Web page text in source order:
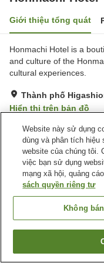
Giới thiệu tổng quát
Honmachi Hotel is a
and culture of the
cultural experiences.
Thành phố
Hiển thị trên bản đồ
Xuất sắc Đánh
Tiện nghi chỗ nghỉ
Bãi đỗ xe
Nhật Bản
Honmachi Hotel
Website này sử dụng
dùng và phân tích
website của chúng tôi.
việc bạn sử dụng
mạng xã hội, quảng
sách quyền riêng tư
Không